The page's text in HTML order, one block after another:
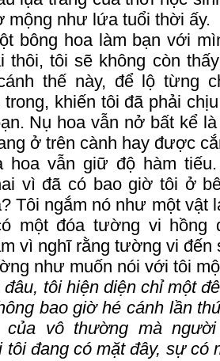
mộng như lứa tuổi thời ấy.
bông hoa làm bạn với
thôi, tôi sẽ không còn
thế này, để lộ từng
trong, khiến tôi đã phải
Nụ hoa vẫn nở bất kể
ở trên cành hay được
hoa vẫn giữ độ hàm
vì đã có bao giờ tôi ở
Tôi ngắm nó như một vật
một đóa tường vi hồng
vì nghĩ rằng tường vi đến
như muốn nói với tôi
đâu, tôi hiện diện chỉ một
bao giờ hé cánh lần
của vô thường mà
tôi đang có mặt đây, sự có